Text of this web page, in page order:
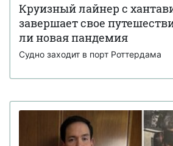
Круизный лайнер с
завершает свое
ли новая пандемия
Судно заходит в порт Роттердама